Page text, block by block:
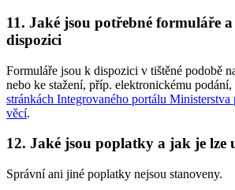
11. Jaké jsou potřebné formuláře
dispozici
Formuláře jsou k dispozici v tištěné podobě
nebo ke stažení, příp. elektronickému podání,
stránkách Integrovaného portálu Ministerstva
věcí.
12. Jaké jsou poplatky a jak je lze
Správní ani jiné poplatky nejsou stanoveny.